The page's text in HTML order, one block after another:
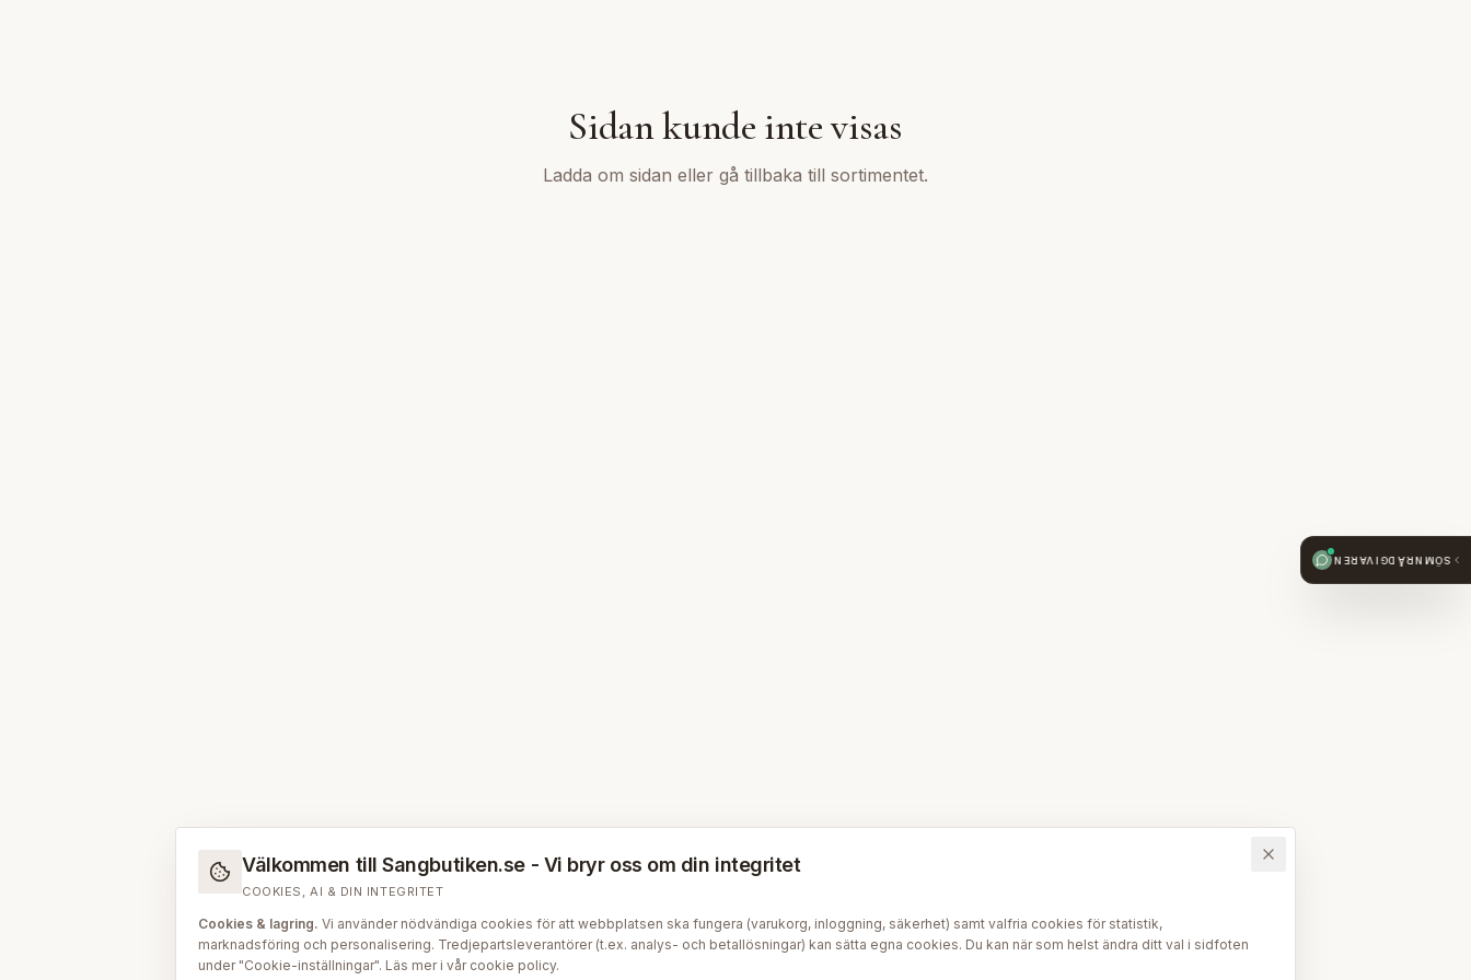
Sidan kunde inte visas
Ladda om sidan eller gå tillbaka till sortimentet.
SÖMNRÅDGIVAREN
Välkommen till Sangbutiken.se - Vi bryr oss om din integritet
COOKIES, AI & DIN INTEGRITET
Cookies & lagring. Vi använder nödvändiga cookies för att webbplatsen ska fungera (varukorg, inloggning, säkerhet) samt valfria cookies för statistik,
marknadsföring och personalisering. Tredjepartsleverantörer (t.ex. analys- och betallösningar) kan sätta egna cookies. Du kan när som helst ändra ditt val i sidfoten
under "Cookie-inställningar". Läs mer i vår cookie policy.